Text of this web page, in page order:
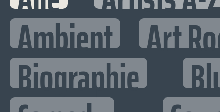
Ambient Art
Biographie